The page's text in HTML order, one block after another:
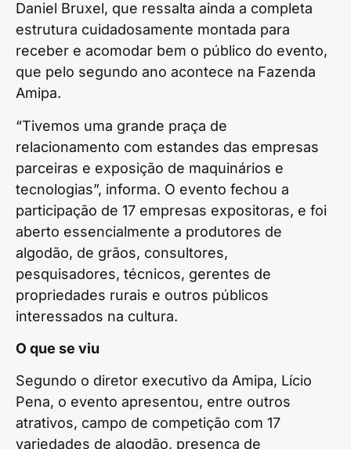
Daniel Bruxel, que ressalta ainda a completa
estrutura cuidadosamente montada para
receber e acomodar bem o público do evento,
que pelo segundo ano acontece na Fazenda
Amipa.
“Tivemos uma grande praça de
relacionamento com estandes das empresas
parceiras e exposição de maquinários e
tecnologias”, informa. O evento fechou a
participação de 17 empresas expositoras, e foi
aberto essencialmente a produtores de
algodão, de grãos, consultores,
pesquisadores, técnicos, gerentes de
propriedades rurais e outros públicos
interessados na cultura.
O que se viu
Segundo o diretor executivo da Amipa, Lício
Pena, o evento apresentou, entre outros
atrativos, campo de competição com 17
variedades de algodão, presença de